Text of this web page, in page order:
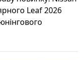
Leaf 2026